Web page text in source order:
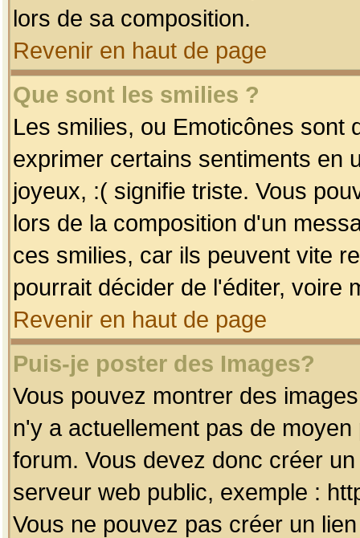
lors de sa composition.
Revenir en haut de page
Que sont les smilies ?
Les smilies, ou Emoticônes sont
exprimer certains sentiments en
joyeux, :( signifie triste. Vous
lors de la composition d'un
ces smilies, car ils peuvent vite
pourrait décider de l'éditer, voire
Revenir en haut de page
Puis-je poster des Images?
Vous pouvez montrer des
n'y a actuellement pas de
forum. Vous devez donc créer
serveur web public, exemple :
Vous ne pouvez pas créer un